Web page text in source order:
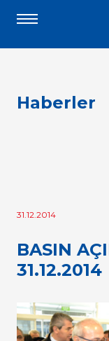
Haberler
31.12.2014
BASIN
31.12.2014